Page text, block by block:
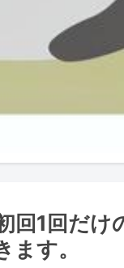
1回だけ
す。